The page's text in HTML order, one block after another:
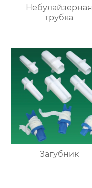
Небулайзерная
трубка
Загубник